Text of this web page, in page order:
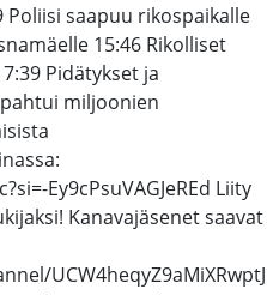
saapuu rikospaikalle
15:46 Rikolliset
Pidätykset ja
miljoonien
Ey9cPsuVAGJeREd Liity
Kanavajäsenet saavat
UCW4heqyZ9aMiXRwptJ